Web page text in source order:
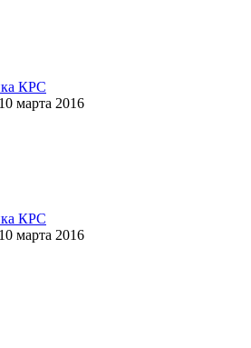
КРС
10 марта 2016
КРС
10 марта 2016